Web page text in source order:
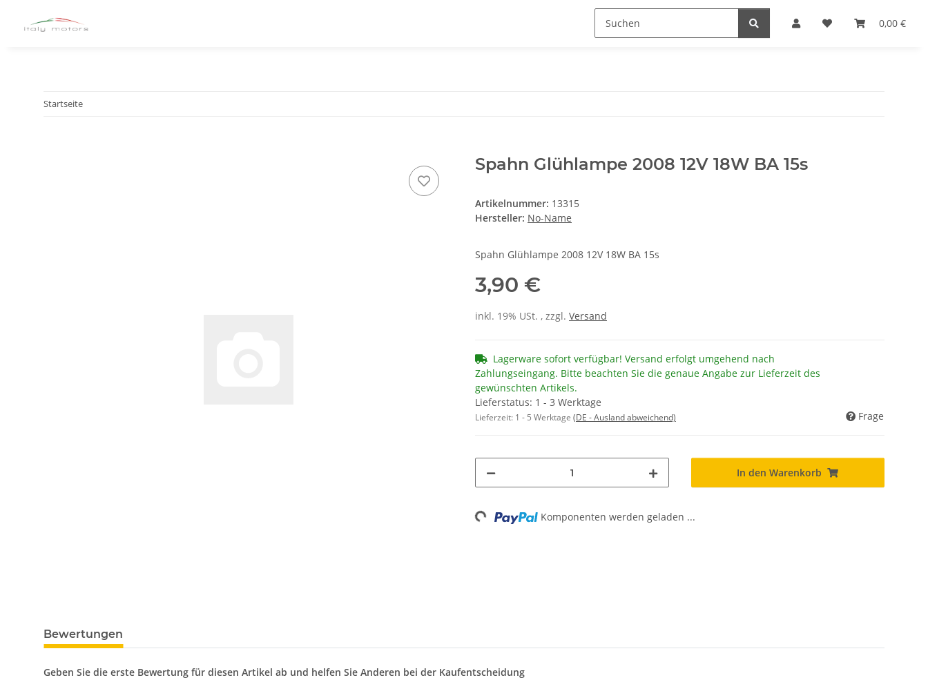
0,00 €
Startseite
Spahn Glühlampe 2008 12V 18W BA 15s
Artikelnummer: 13315
Hersteller: No-Name
Spahn Glühlampe 2008 12V 18W BA 15s
3,90 €
inkl. 19% USt. , zzgl. Versand
Lagerware sofort verfügbar! Versand erfolgt umgehend nach
Zahlungseingang. Bitte beachten Sie die genaue Angabe zur Lieferzeit des
gewünschten Artikels.
Lieferstatus: 1 - 3 Werktage
Lieferzeit: 1 - 5 Werktage (DE - Ausland abweichend) Frage
In den Warenkorb
Loading... Komponenten werden geladen ...
Bewertungen
Geben Sie die erste Bewertung für diesen Artikel ab und helfen Sie Anderen bei der Kaufentscheidung